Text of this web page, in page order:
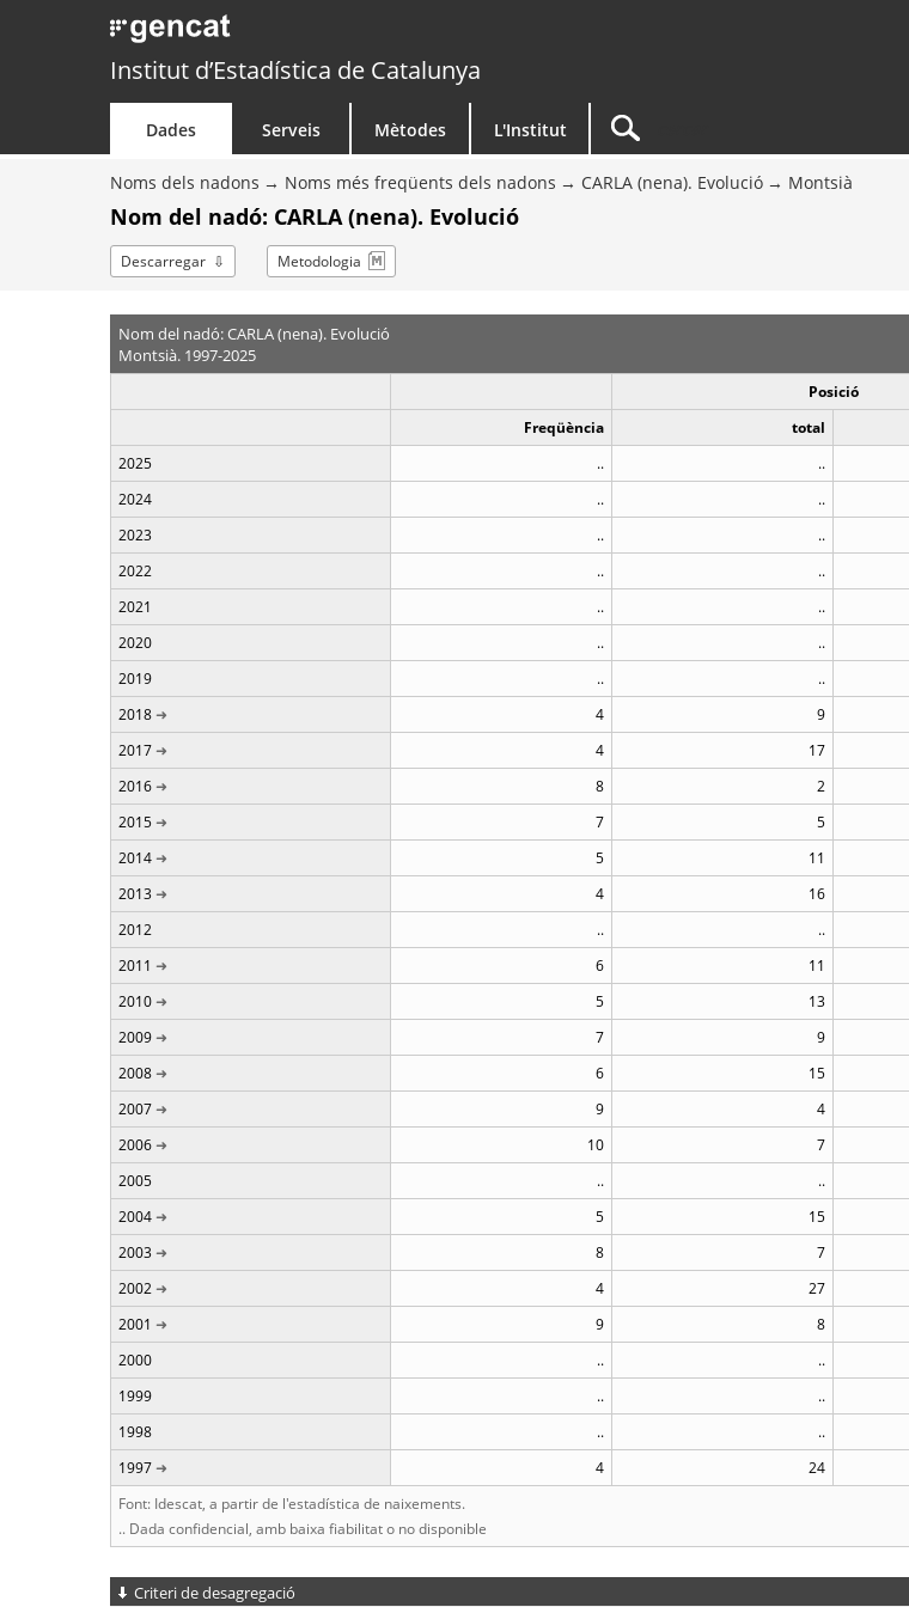
Institut d’Estadística de Catalunya
Dades Serveis Mètodes L'Institut
Noms dels nadons Noms més freqüents dels nadons CARLA (nena). Evolució Montsià
Nom del nadó: CARLA (nena). Evolució
Descarregar Metodologia
Nom del nadó: CARLA (nena). Evolució
Montsià. 1997-2025
Posició
Freqüència
total
2025
.. ..
2024
.. ..
2023
.. ..
2022
.. ..
2021
.. ..
2020
.. ..
2019
.. ..
2018
4 9
2017
4 17
2016
8 2
2015
7 5
2014
5 11
2013
4 16
2012
.. ..
2011
6 11
2010
5 13
2009
7 9
2008
6 15
2007
9 4
2006
10 7
2005
.. ..
2004
5 15
2003
8 7
2002
4 27
2001
9 8
2000
.. ..
1999
.. ..
1998
.. ..
1997
4 24
Font: Idescat, a partir de l'estadística de naixements.
.. Dada confidencial, amb baixa fiabilitat o no disponible
Criteri de desagregació